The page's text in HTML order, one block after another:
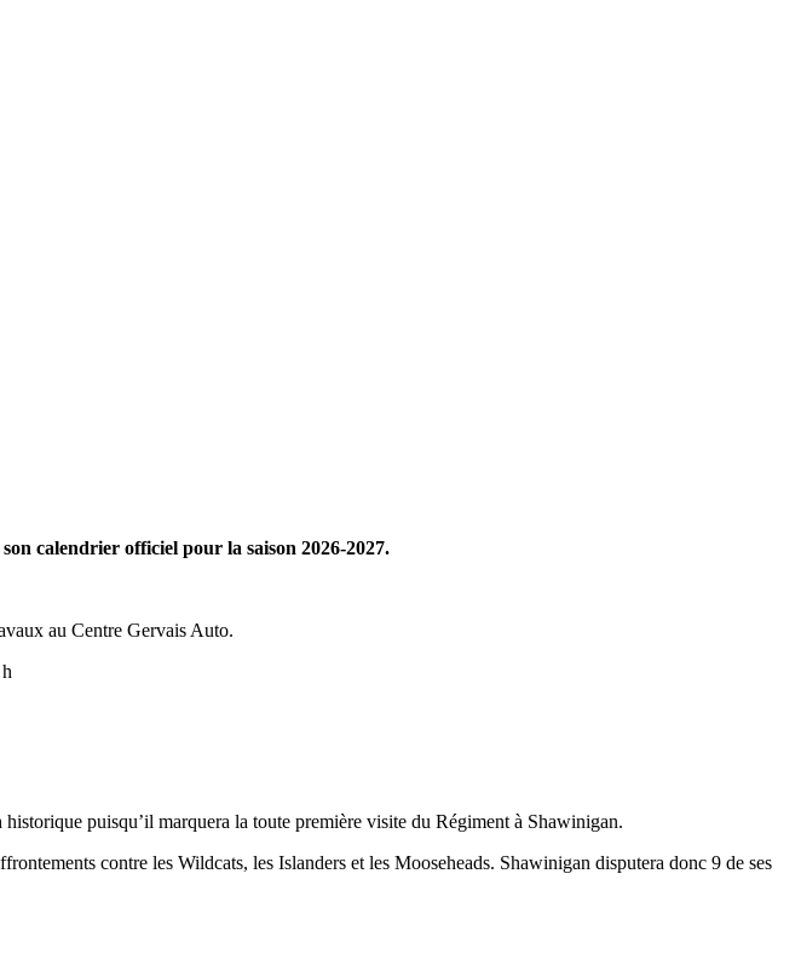
calendrier officiel pour la saison 2026-2027.
au Centre Gervais Auto.
puisqu’il marquera la toute première visite du Régiment à Shawinigan.
contre les Wildcats, les Islanders et les Mooseheads. Shawinigan disputera donc 9 de ses